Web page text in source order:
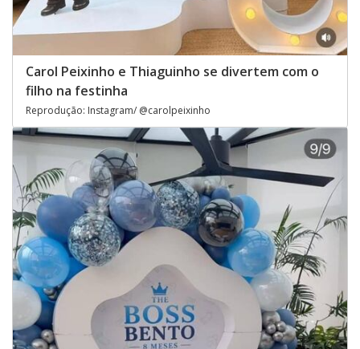
Carol Peixinho e Thiaguinho se divertem com o
filho na festinha
Reprodução: Instagram/ @carolpeixinho